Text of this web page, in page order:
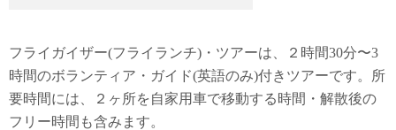
フライガイザー(フライランチ)・ツアーは、２時間30分〜3
時間のボランティア・ガイド(英語のみ)付きツアーです。所
要時間には、２ヶ所を自家用車で移動する時間・解散後の
フリー時間も含みます。